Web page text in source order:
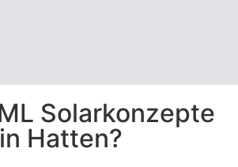
Solarkonzepte
in Hatten?